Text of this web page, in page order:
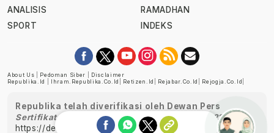
ANALISIS
SPORT
RAMADHAN
INDEKS
About Us Pedoman Siber
Disclaimer
Republika.id
Ihram.republika.co.id Retizen.id Rejabar.co.id Rejogja.co.id
Republika telah diverifikasi oleh Dewan Pers
Sertifikat Nomor 1058/DP-Verifikasi/K/XII/2022
https://dewanpers.or.id/data/perusahaanpers